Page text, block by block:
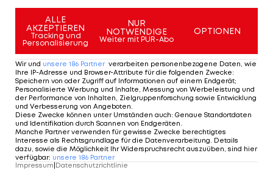
Tour-Finale in London.
Mehr zum Thema
ALLE
AKZEPTIEREN
Tracking und
Personalisierung
NUR
NOTWENDIGE
Weiter mit PUR-Abo
OPTIONEN
Wir und unsere 186 Partner verarbeiten personenbezogene Daten, wie
Ihre IP-Adresse und Browser-Attribute für die folgenden Zwecke:
Speichern von oder Zugriff auf Informationen auf einem Endgerät;
Personalisierte Werbung und Inhalte, Messung von Werbeleistung und
der Performance von Inhalten, Zielgruppenforschung sowie Entwicklung
und Verbesserung von Angeboten.
Diese Zwecke können unter Umständen auch: Genaue Standortdaten
und Identifikation durch Scannen von Endgeräten.
Manche Partner verwenden für gewisse Zwecke berechtigtes
Interesse als Rechtsgrundlage für die Datenverarbeitung. Details
dazu, sowie die Möglichkeit Ihr Widerspruchsrecht auszuüben, sind hier
verfügbar: unsere 186 Partner
Impressum Datenschutzrichtlinie